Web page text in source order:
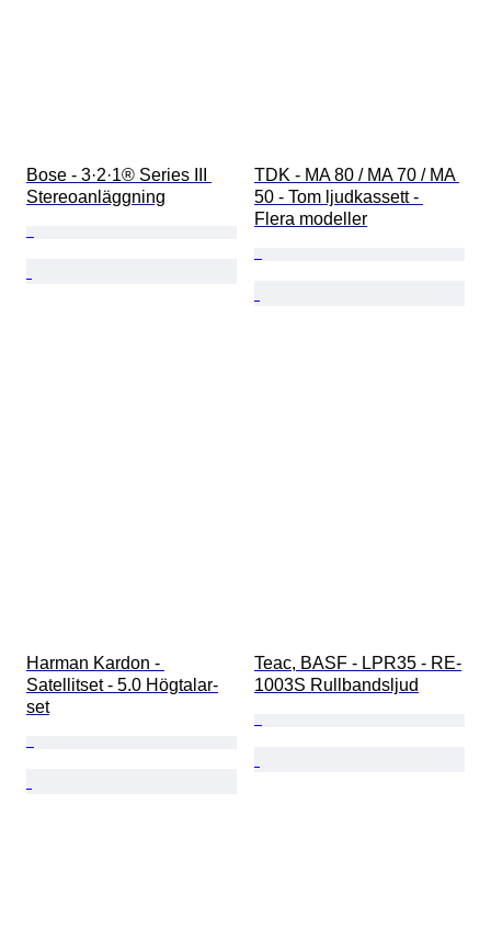
Bose - 3·2·1® Series III
Stereoanläggning
TDK - MA 80 / MA 70 / MA
50 - Tom ljudkassett -
Flera modeller
Harman Kardon -
Satellitset - 5.0 Högtalar-
set
Teac, BASF - LPR35 - RE-
1003S Rullbandsljud